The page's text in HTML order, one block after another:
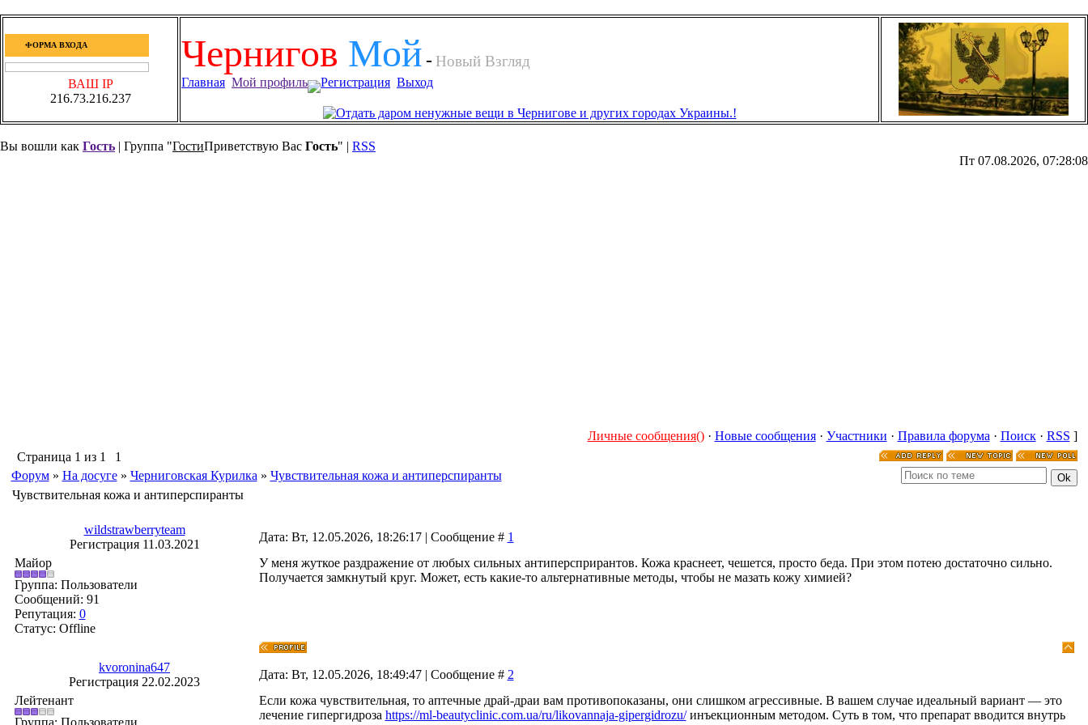
ФОРМА ВХОДА
ВАШ IP
216.73.216.237
Чернигов Мой- Новый Взгляд
Главная Мой профиль Регистрация Выход
Вы вошли как Гость | Группа "ГостиПриветствую Вас Гость" | RSS
Пт 07.08.2026, 07:28:08
Личные сообщения()· Новые сообщения· Участники · Правила форума · Поиск· RSS ]
Страница 1 из 1
1
Форум » На досуге » Черниговская Курилка » Чувствительная кожа и антиперспиранты
Чувствительная кожа и антиперспиранты
wildstrawberryteam
Регистрация 11.03.2021
Дата: Вт, 12.05.2026, 18:26:17 | Сообщение # 1
Майор
Группа: Пользователи
Сообщений: 91
Репутация: 0
Статус: Offline
У меня жуткое раздражение от любых сильных антиперсприрантов. Кожа краснеет, чешется, просто беда. При этом потею достаточно сильно.
Получается замкнутый круг. Может, есть какие-то альтернативные методы, чтобы не мазать кожу химией?
kvoronina647
Регистрация 22.02.2023
Дата: Вт, 12.05.2026, 18:49:47 | Сообщение # 2
Лейтенант
Группа: Пользователи
Если кожа чувствительная, то аптечные драй-драи вам противопоказаны, они слишком агрессивные. В вашем случае идеальный вариант — это
лечение гипергидроза https://ml-beautyclinic.com.ua/ru/likovannaja-gipergidrozu/инъекционным методом. Суть в том, что препарат вводится внутрь